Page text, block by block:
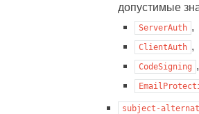
допустимые
ServerAuth ,
ClientAuth ,
CodeSigning ,
subject-